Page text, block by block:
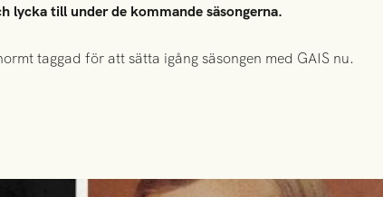
lycka till under de kommande säsongerna.
taggad för att sätta igång säsongen med GAIS nu.